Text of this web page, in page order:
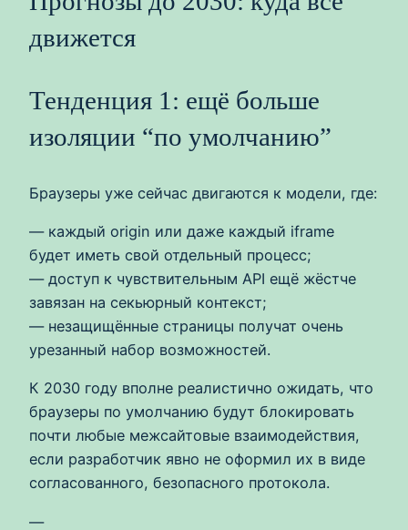
движется
Тенденция 1: ещё больше
изоляции “по умолчанию”
Браузеры уже сейчас двигаются к модели, где:
— каждый origin или даже каждый iframe
будет иметь свой отдельный процесс;
— доступ к чувствительным API ещё жёстче
завязан на секьюрный контекст;
— незащищённые страницы получат очень
урезанный набор возможностей.
К 2030 году вполне реалистично ожидать, что
браузеры по умолчанию будут блокировать
почти любые межсайтовые взаимодействия,
если разработчик явно не оформил их в виде
согласованного, безопасного протокола.
—